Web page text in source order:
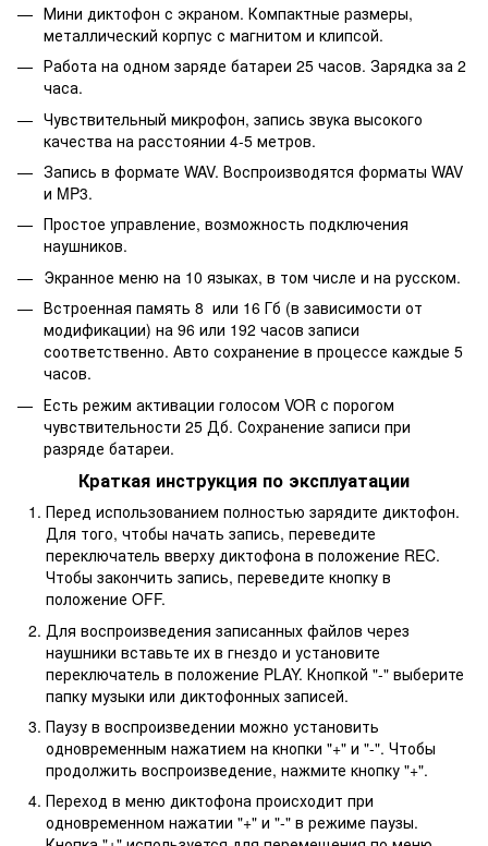
Мини диктофон с экраном. Компактные размеры,
металлический корпус с магнитом и клипсой.
Работа на одном заряде батареи 25 часов. Зарядка за 2
часа.
Чувствительный микрофон, запись звука высокого
качества на расстоянии 4-5 метров.
Запись в формате WAV. Воспроизводятся форматы WAV
и MP3.
Простое управление, возможность подключения
наушников.
Экранное меню на 10 языках, в том числе и на русском.
Встроенная память 8 или 16 Гб (в зависимости от
модификации) на 96 или 192 часов записи
соответственно. Авто сохранение в процессе каждые 5
часов.
Есть режим активации голосом VOR с порогом
чувствительности 25 Дб. Сохранение записи при
разряде батареи.
Краткая инструкция по эксплуатации
Перед использованием полностью зарядите диктофон.
Для того, чтобы начать запись, переведите
переключатель вверху диктофона в положение REC.
Чтобы закончить запись, переведите кнопку в
положение OFF.
Для воспроизведения записанных файлов через
наушники вставьте их в гнездо и установите
переключатель в положение PLAY. Кнопкой "-" выберите
папку музыки или диктофонных записей.
Паузу в воспроизведении можно установить
одновременным нажатием на кнопки "+" и "-". Чтобы
продолжить воспроизведение, нажмите кнопку "+".
Переход в меню диктофона происходит при
одновременном нажатии "+" и "-" в режиме паузы.